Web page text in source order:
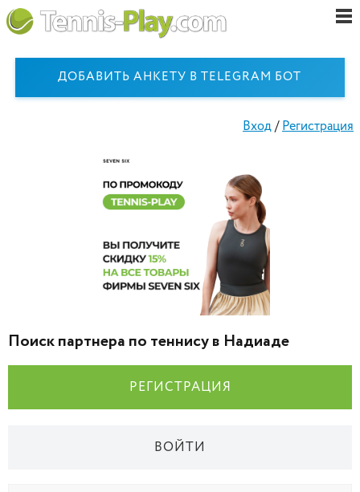
ДОБАВИТЬ АНКЕТУ В TELEGRAM БОТ
Вход/Регистрация
Поиск партнера по теннису в Надиаде
РЕГИСТРАЦИЯ
ВОЙТИ